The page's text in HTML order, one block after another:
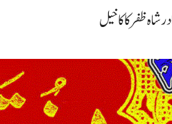
شاہ ظفر کاکاخیل